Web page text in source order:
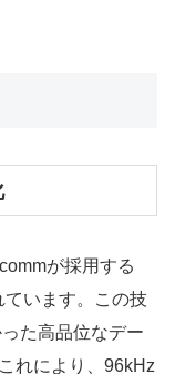
が採用する
ています。この技
た高品位なデー
れにより、96kHz